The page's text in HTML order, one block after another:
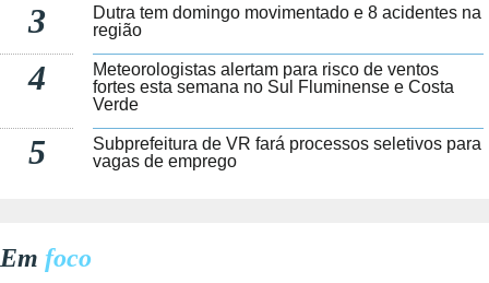
3
Dutra tem domingo movimentado e 8 acidentes na
região
4
Meteorologistas alertam para risco de ventos
fortes esta semana no Sul Fluminense e Costa
Verde
5
Subprefeitura de VR fará processos seletivos para
vagas de emprego
Em foco